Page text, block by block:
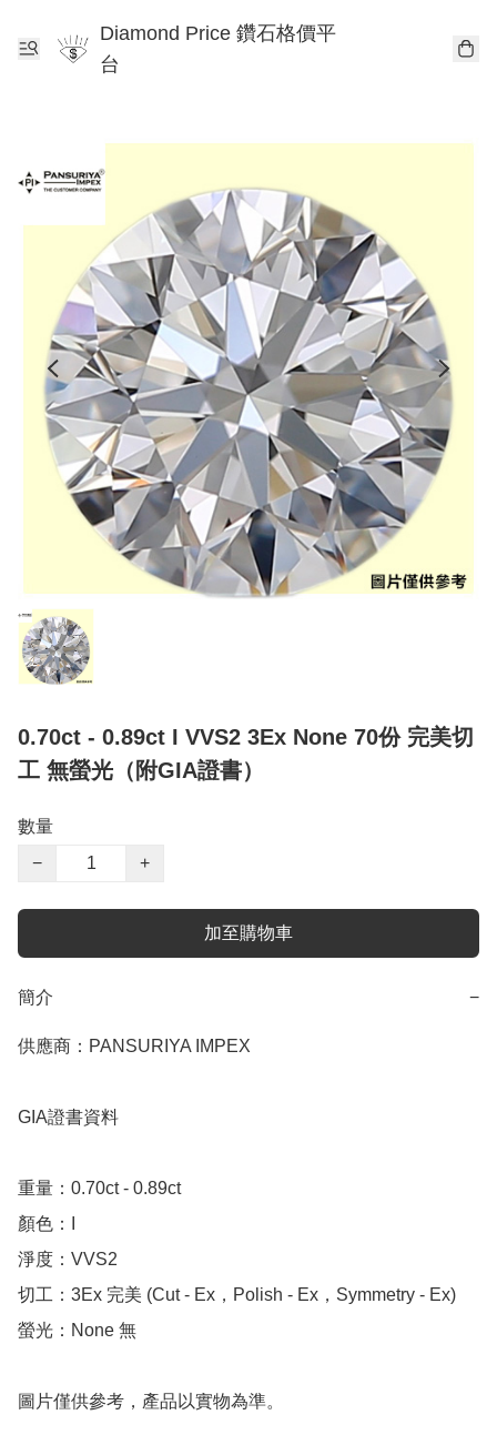
Diamond Price 鑽石格價平
台
0.70ct - 0.89ct I VVS2 3Ex None 70份 完美切
工 無螢光（附GIA證書）
數量
−
+
加至購物車
簡介 −
供應商：PANSURIYA IMPEX
GIA證書資料
重量：0.70ct - 0.89ct
顏色：I
淨度：VVS2
切工：3Ex 完美 (Cut - Ex，Polish - Ex，Symmetry - Ex)
螢光：None 無
圖片僅供參考，產品以實物為準。